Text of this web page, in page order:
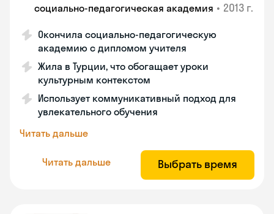
социально-педагогическая академия • 2013 г.
Окончила социально-педагогическую
академию с дипломом учителя
Жила в Турции, что обогащает уроки
культурным контекстом
Использует коммуникативный подход для
увлекательного обучения
Читать дальше
Читать дальше Выбрать время